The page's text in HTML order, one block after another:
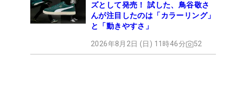
ズとして発売！ 試した、鳥谷敬さ
んが注目したのは「カラーリング」
と「動きやすさ」
2026年8月2日 (日) 11時46分 52